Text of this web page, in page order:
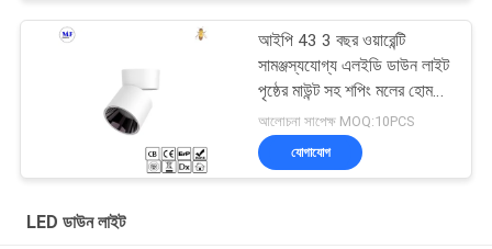
আইপি 43 3 বছর ওয়ারেন্টি
সামঞ্জস্যযোগ্য এলইডি ডাউন লাইট
পৃষ্ঠের মাউন্ট সহ শপিং মলের হোম
ব্যবহারের জন্য
আলোচনা সাপেক্ষ MOQ:10PCS
যোগাযোগ
LED ডাউন লাইট